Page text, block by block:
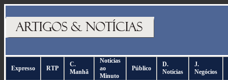
Expresso RTP
C.
Manhã
Notícias
ao
Minuto
Público
D.
Notícias
J.
Negócios